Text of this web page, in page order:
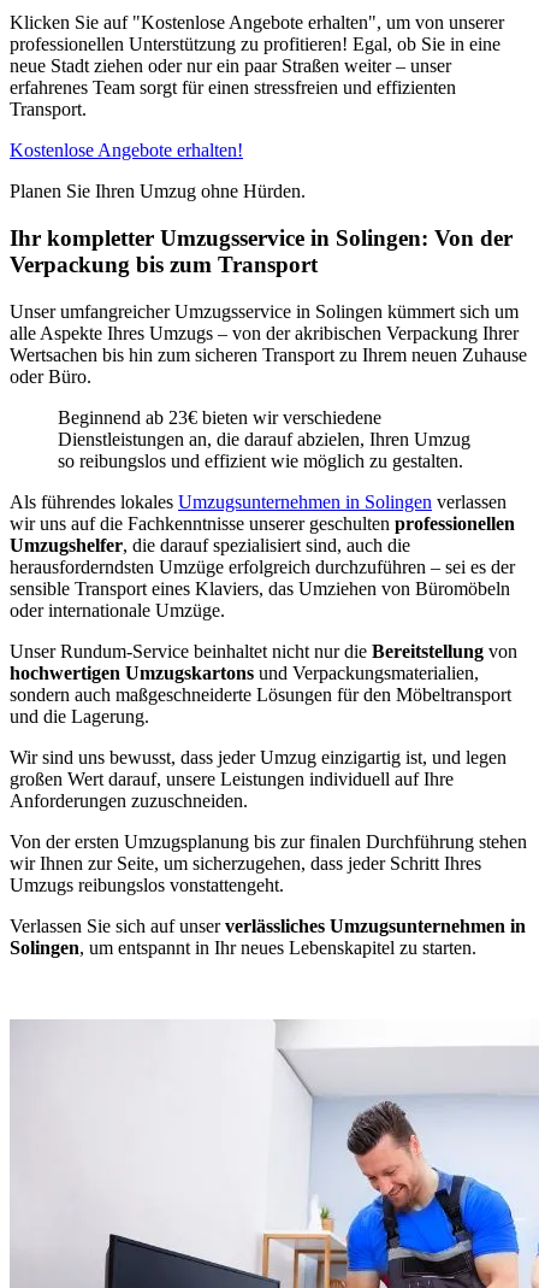
Klicken Sie auf "Kostenlose Angebote erhalten", um von unserer
professionellen Unterstützung zu profitieren! Egal, ob Sie in eine
neue Stadt ziehen oder nur ein paar Straßen weiter – unser
erfahrenes Team sorgt für einen stressfreien und effizienten
Transport.
Kostenlose Angebote erhalten!
Planen Sie Ihren Umzug ohne Hürden.
Ihr kompletter Umzugsservice in Solingen: Von der
Verpackung bis zum Transport
Unser umfangreicher Umzugsservice in Solingen kümmert sich um
alle Aspekte Ihres Umzugs – von der akribischen Verpackung Ihrer
Wertsachen bis hin zum sicheren Transport zu Ihrem neuen Zuhause
oder Büro.
Beginnend ab 23€ bieten wir verschiedene
Dienstleistungen an, die darauf abzielen, Ihren Umzug
so reibungslos und effizient wie möglich zu gestalten.
Als führendes lokales Umzugsunternehmen in Solingen verlassen
wir uns auf die Fachkenntnisse unserer geschulten professionellen
Umzugshelfer, die darauf spezialisiert sind, auch die
herausforderndsten Umzüge erfolgreich durchzuführen – sei es der
sensible Transport eines Klaviers, das Umziehen von Büromöbeln
oder internationale Umzüge.
Unser Rundum-Service beinhaltet nicht nur die Bereitstellung von
hochwertigen Umzugskartons und Verpackungsmaterialien,
sondern auch maßgeschneiderte Lösungen für den Möbeltransport
und die Lagerung.
Wir sind uns bewusst, dass jeder Umzug einzigartig ist, und legen
großen Wert darauf, unsere Leistungen individuell auf Ihre
Anforderungen zuzuschneiden.
Von der ersten Umzugsplanung bis zur finalen Durchführung stehen
wir Ihnen zur Seite, um sicherzugehen, dass jeder Schritt Ihres
Umzugs reibungslos vonstattengeht.
Verlassen Sie sich auf unserverlässliches Umzugsunternehmen in
Solingen, um entspannt in Ihr neues Lebenskapitel zu starten.